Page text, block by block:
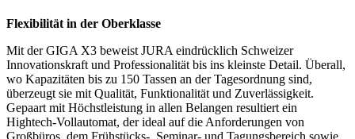
Flexibilität in der Oberklasse
Mit der GIGA X3 beweist JURA eindrücklich Schweizer
Innovationskraft und Professionalität bis ins kleinste Detail. Überall,
wo Kapazitäten bis zu 150 Tassen an der Tagesordnung sind,
überzeugt sie mit Qualität, Funktionalität und Zuverlässigkeit.
Gepaart mit Höchstleistung in allen Belangen resultiert ein
Hightech-Vollautomat, der ideal auf die Anforderungen von
Großbüros, dem Frühstücks-, Seminar- und Tagungsbereich sowie